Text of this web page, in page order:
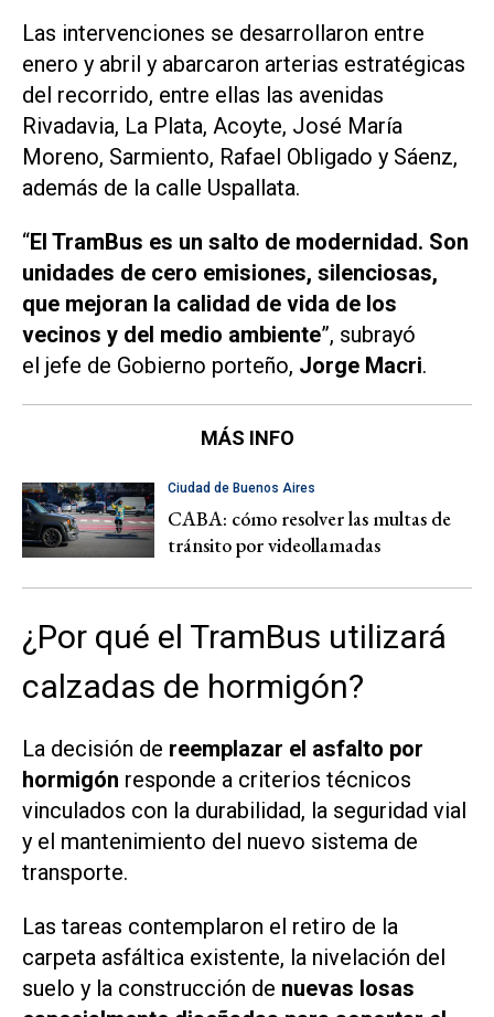
Las intervenciones se desarrollaron entre
enero y abril y abarcaron arterias estratégicas
del recorrido, entre ellas las avenidas
Rivadavia, La Plata, Acoyte, José María
Moreno, Sarmiento, Rafael Obligado y Sáenz,
además de la calle Uspallata.
“El TramBus es un salto de modernidad. Son
unidades de cero emisiones, silenciosas,
que mejoran la calidad de vida de los
vecinos y del medio ambiente”, subrayó
el jefe de Gobierno porteño, Jorge Macri.
MÁS INFO
Ciudad de Buenos Aires
CABA: cómo resolver las multas de
tránsito por videollamadas
¿Por qué el TramBus utilizará
calzadas de hormigón?
La decisión de reemplazar el asfalto por
hormigón responde a criterios técnicos
vinculados con la durabilidad, la seguridad vial
y el mantenimiento del nuevo sistema de
transporte.
Las tareas contemplaron el retiro de la
carpeta asfáltica existente, la nivelación del
suelo y la construcción de nuevas losas